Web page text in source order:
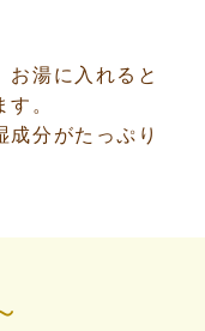
お湯に入れると
。
成分がたっぷり